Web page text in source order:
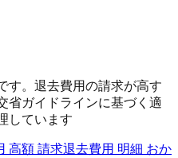
す。退去費用の請求が高す
省ガイドラインに基づく適
しています
高額 請求退去費用 明細 おか